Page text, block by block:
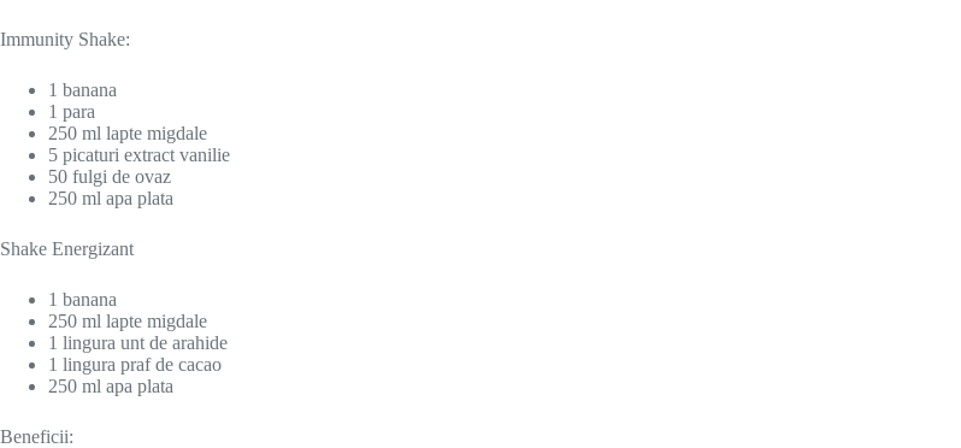
Immunity Shake:
1 banana
1 para
250 ml lapte migdale
5 picaturi extract vanilie
50 fulgi de ovaz
250 ml apa plata
Shake Energizant
1 banana
250 ml lapte migdale
1 lingura unt de arahide
1 lingura praf de cacao
250 ml apa plata
Beneficii: